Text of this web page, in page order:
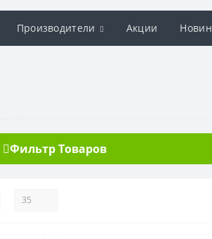
Производители Акции
Фильтр Товаров